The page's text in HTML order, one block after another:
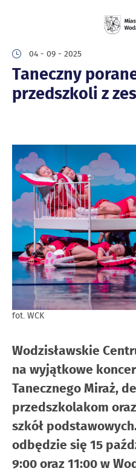
04 - 09 - 2025
Taneczny
przedszkoli z
fot. WCK
Wodzisławskie
na wyjątkowe
Tanecznego Miraż,
przedszkolakom
szkół
odbędzie się 15
9:00 oraz 11:00 w